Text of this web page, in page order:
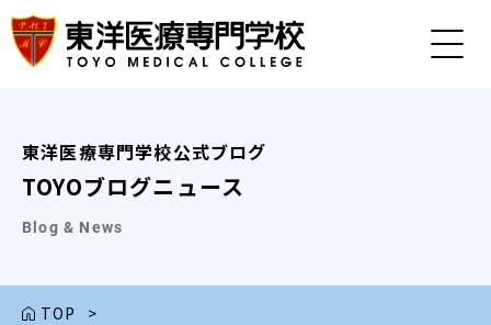
東洋医療専門学校公式ブログ
TOYOブログニュース
Blog & News
TOP >